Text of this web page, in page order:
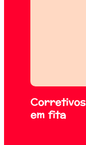
Corretivos
em fita